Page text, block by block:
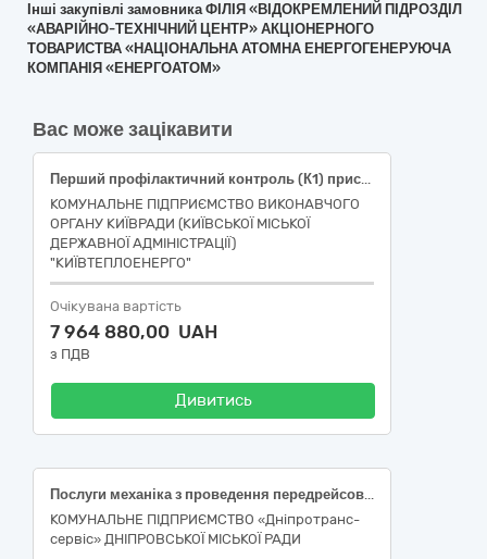
Інші закупівлі замовника ФІЛІЯ «ВІДОКРЕМЛЕНИЙ ПІДРОЗДІЛ
«АВАРІЙНО-ТЕХНІЧНИЙ ЦЕНТР» АКЦІОНЕРНОГО
ТОВАРИСТВА «НАЦІОНАЛЬНА АТОМНА ЕНЕРГОГЕНЕРУЮЧА
КОМПАНІЯ «ЕНЕРГОАТОМ»
Вас може зацікавити
Перший профілактичний контроль (К1) пристроїв РЗА та ПА ВРУ-110/330кВ, щита власних потреб ЩВП-0,4кВ ВРУ-110/330кВ, щитів постійного струму ЩПС-1(2) ВРУ-110/330кВ, електричних захистів генератор-трансформатор блоку №2 ТЕЦ-6
КОМУНАЛЬНЕ ПІДПРИЄМСТВО ВИКОНАВЧОГО
ОРГАНУ КИЇВРАДИ (КИЇВСЬКОЇ МІСЬКОЇ
ДЕРЖАВНОЇ АДМІНІСТРАЦІЇ)
"КИЇВТЕПЛОЕНЕРГО"
Очікувана вартість
7 964 880,00 UAH
з ПДВ
Дивитись
Послуги механіка з проведення передрейсового та післярейсового контролю технічного стану автотранспортних засобів
КОМУНАЛЬНЕ ПІДПРИЄМСТВО «Дні­про­транс­
сер­віс» ДНІПРОВСЬКОЇ МІСЬКОЇ РАДИ